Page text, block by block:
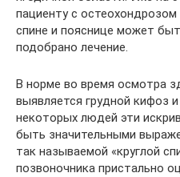
пациенту с
спине и пояснице может
подобрано лечение.
В норме во время осмотра
выявляется грудной кифоз
некоторых людей эти
быть значительными
так называемой «круглой
позвоночника пристально